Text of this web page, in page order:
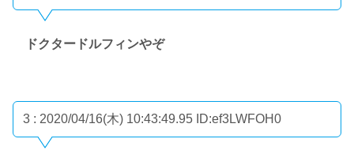
ドクタードルフィンやぞ
3 : 2020/04/16(木) 10:43:49.95 ID:ef3LWFOH0